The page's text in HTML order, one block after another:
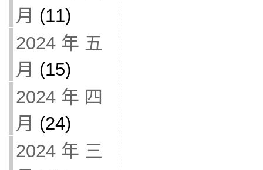
月 (11)
2024 年 五
月 (15)
2024 年 四
月 (24)
2024 年 三